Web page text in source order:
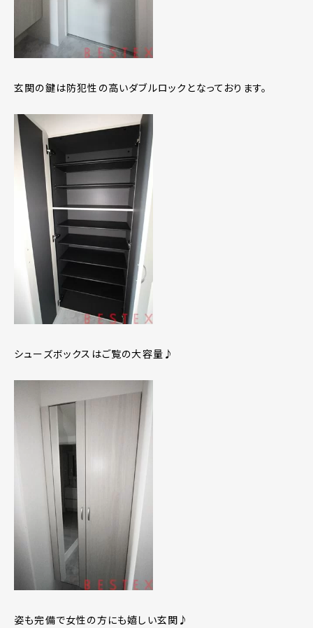
玄関の鍵は防犯性の高いダブルロックとなっております。
シューズボックスはご覧の大容量♪
姿も完備で女性の方にも嬉しい玄関♪